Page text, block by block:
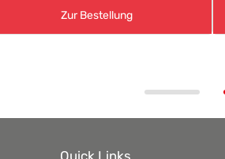
Zur Bestellung
Quick Links